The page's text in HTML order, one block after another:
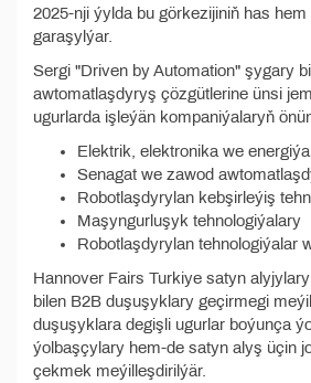
2025-nji ýylda bu görkezijiniň has
garaşylýar.
Sergi "Driven by Automation" şygary
awtomatlaşdyryş çözgütlerine ünsi
ugurlarda işleýän kompaniýalaryň
Elektrik, elektronika we
Senagat we zawod
Robotlaşdyrylan kebşirleýiş
Maşyngurluşyk tehnologiýalary
Robotlaşdyrylan tehnologiýalar
Hannover Fairs Turkiye satyn
bilen B2B duşuşyklary geçirmegi
duşuşyklara degişli ugurlar boýunça
ýolbaşçylary hem-de satyn alyş üçin
çekmek meýilleşdirilýär.